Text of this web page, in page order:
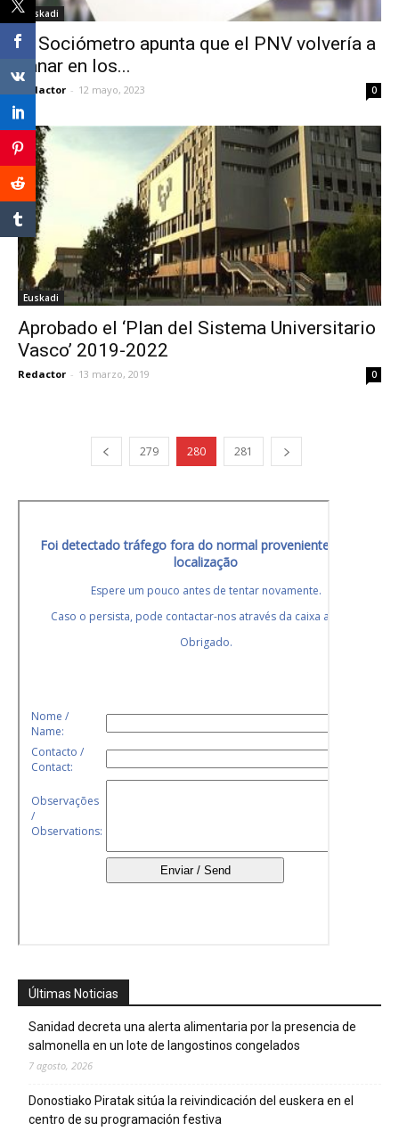
Euskadi
El Sociómetro apunta que el PNV volvería a
ganar en los...
Redactor - 12 mayo, 2023 0
Euskadi
Aprobado el ‘Plan del Sistema Universitario
Vasco’ 2019-2022
Redactor - 13 marzo, 2019 0
279 280 281
Últimas Noticias
Sanidad decreta una alerta alimentaria por la presencia de
salmonella en un lote de langostinos congelados
7 agosto, 2026
Donostiako Piratak sitúa la reivindicación del euskera en el
centro de su programación festiva